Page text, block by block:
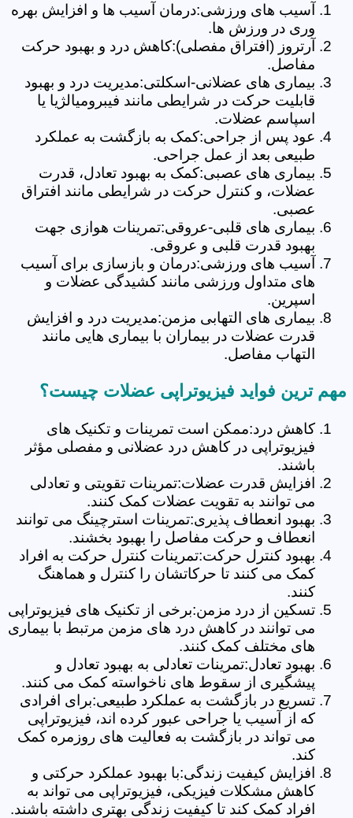
آسیب های ورزشی:درمان آسیب ها و افزایش بهره
وری در ورزش ها.
آرتروز (افتراق مفصلی):کاهش درد و بهبود حرکت
مفاصل.
بیماری های عضلانی-اسکلتی:مدیریت درد و بهبود
قابلیت حرکت در شرایطی مانند فیبرومیالژیا یا
اسپاسم عضلات.
عود پس از جراحی:کمک به بازگشت به عملکرد
طبیعی بعد از عمل جراحی.
بیماری های عصبی:کمک به بهبود تعادل، قدرت
عضلات، و کنترل حرکت در شرایطی مانند افتراق
عصبی.
بیماری های قلبی-عروقی:تمرینات هوازی جهت
بهبود قدرت قلبی و عروقی.
آسیب های ورزشی:درمان و بازسازی برای آسیب
های متداول ورزشی مانند کشیدگی عضلات و
اسپرین.
بیماری های التهابی مزمن:مدیریت درد و افزایش
قدرت عضلات در بیماران با بیماری هایی مانند
التهاب مفاصل.
مهم ترین فواید فیزیوتراپی عضلات چیست؟
کاهش درد:ممکن است تمرینات و تکنیک های
فیزیوتراپی در کاهش درد عضلانی و مفصلی مؤثر
باشند.
افزایش قدرت عضلات:تمرینات تقویتی و تعادلی
می توانند به تقویت عضلات کمک کنند.
بهبود انعطاف پذیری:تمرینات استرچینگ می توانند
انعطاف و حرکت مفاصل را بهبود بخشند.
بهبود کنترل حرکت:تمرینات کنترل حرکت به افراد
کمک می کنند تا حرکاتشان را کنترل و هماهنگ
کنند.
تسکین از درد مزمن:برخی از تکنیک های فیزیوتراپی
می توانند در کاهش درد های مزمن مرتبط با بیماری
های مختلف کمک کنند.
بهبود تعادل:تمرینات تعادلی به بهبود تعادل و
پیشگیری از سقوط های ناخواسته کمک می کنند.
تسریع در بازگشت به عملکرد طبیعی:برای افرادی
که از آسیب یا جراحی عبور کرده اند، فیزیوتراپی
می تواند در بازگشت به فعالیت های روزمره کمک
کند.
افزایش کیفیت زندگی:با بهبود عملکرد حرکتی و
کاهش مشکلات فیزیکی، فیزیوتراپی می تواند به
افراد کمک کند تا کیفیت زندگی بهتری داشته باشند.